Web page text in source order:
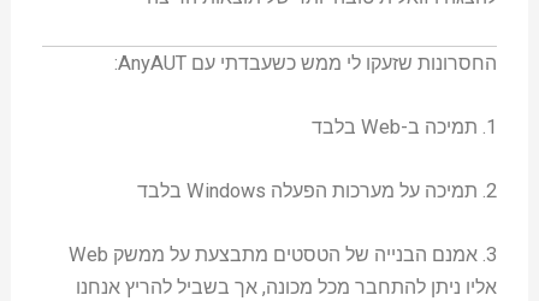
החסרונות שזעקו לי ממש כשעבדתי עם AnyAUT:
1. תמיכה ב-Web בלבד
2. תמיכה על מערכות הפעלה Windows בלבד
3. אמנם הבנייה של הטסטים מתבצעת על ממשק Web
אליו ניתן להתחבר מכל מכונה, אך בשביל להריץ אנחנו